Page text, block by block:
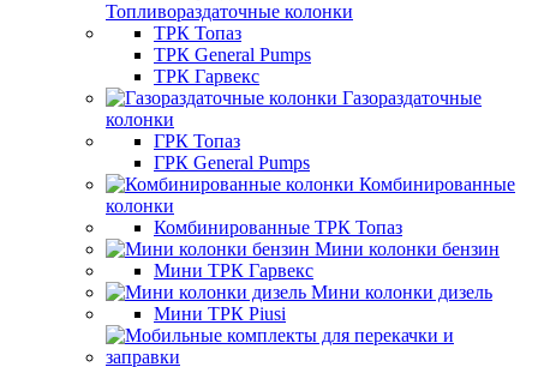
Топливораздаточные колонки
ТРК Топаз
ТРК General Pumps
ТРК Гарвекс
Газораздаточные
колонки
ГРК Топаз
ГРК General Pumps
Комбинированные
колонки
Комбинированные ТРК Топаз
Мини колонки бензин
Мини ТРК Гарвекс
Мини колонки дизель
Мини ТРК Piusi